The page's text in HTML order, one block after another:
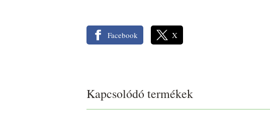
Facebook X
Kapcsolódó termékek